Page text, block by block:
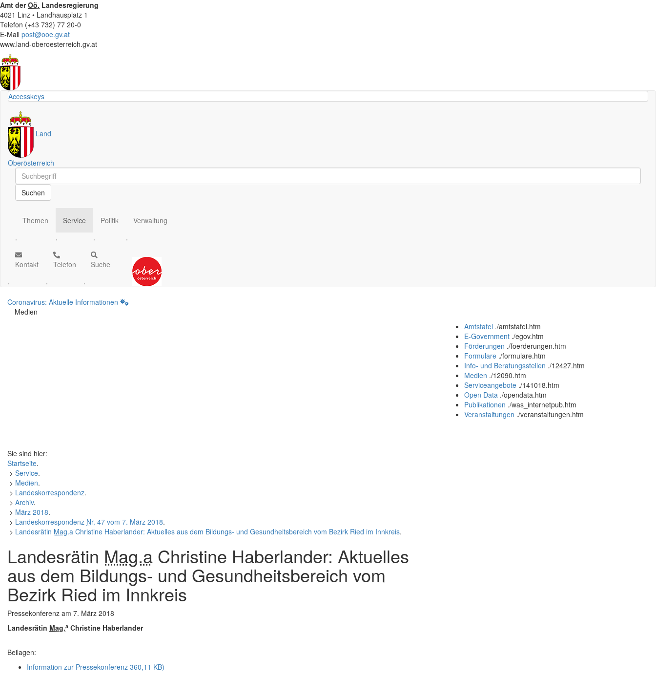
Amt derOö. Landesregierung
4021 Linz • Landhausplatz 1
Telefon (+43 732) 77 20-0
E-Mail post@ooe.gv.at
www.land-oberoesterreich.gv.at
Accesskeys
Land
Oberösterreich
Schnellsuche
Schnellsuche
Suchen
Themen
.
Service
.
Politik
.
Verwaltung
.
Kontakt
.
Telefon
.
Suche
.
Coronavirus: Aktuelle Informationen
Medien
Amtstafel ./amtstafel.htm
E-Government ./egov.htm
Förderungen ./foerderungen.htm
Formulare ./formulare.htm
Info- und Beratungsstellen ./12427.htm
Medien ./12090.htm
Serviceangebote ./141018.htm
Open Data ./opendata.htm
Publikationen ./was_internetpub.htm
Veranstaltungen ./veranstaltungen.htm
Sie sind hier:
Startseite.
> Service.
> Medien.
> Landeskorrespondenz.
> Archiv.
> März 2018.
> Landeskorrespondenz Nr. 47 vom 7. März 2018.
> Landesrätin Mag.a Christine Haberlander: Aktuelles aus dem Bildungs- und Gesundheitsbereich vom Bezirk Ried im Innkreis.
Landesrätin Mag.a Christine Haberlander: Aktuelles
aus dem Bildungs- und Gesundheitsbereich vom
Bezirk Ried im Innkreis
Pressekonferenz am 7. März 2018
Landesrätin Mag.a Christine Haberlander
Beilagen:
Information zur Pressekonferenz 360,11 KB)